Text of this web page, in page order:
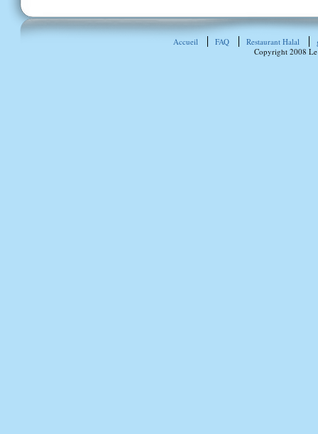
Accueil FAQ Restaurant Halal
Copyright 2008